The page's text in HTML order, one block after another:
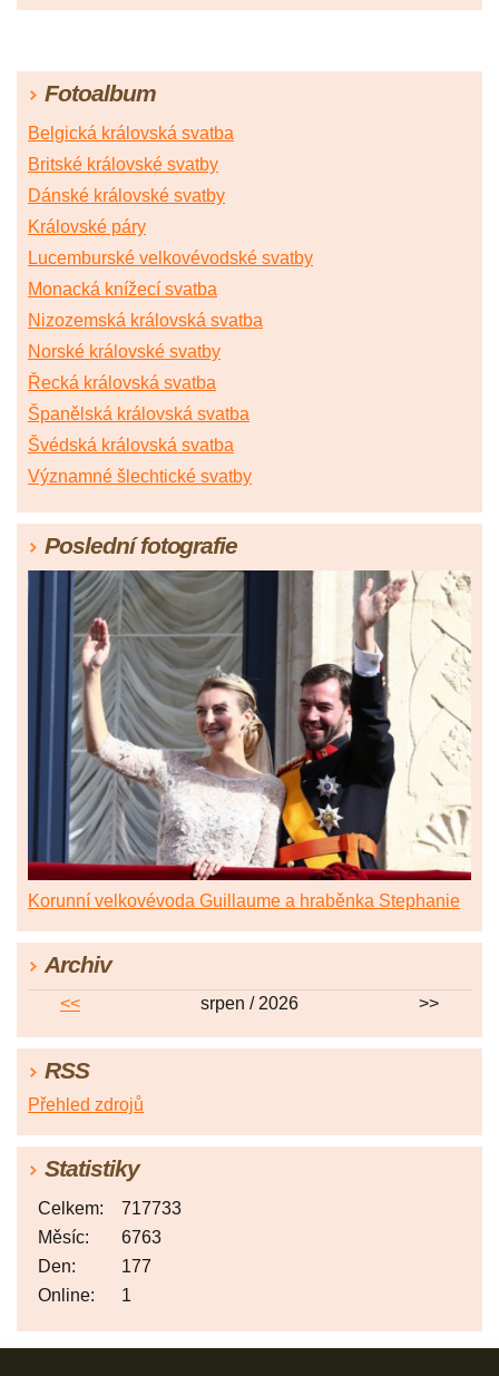
Fotoalbum
Belgická královská svatba
Britské královské svatby
Dánské královské svatby
Královské páry
Lucemburské velkovévodské svatby
Monacká knížecí svatba
Nizozemská královská svatba
Norské královské svatby
Řecká královská svatba
Španělská královská svatba
Švédská královská svatba
Významné šlechtické svatby
Poslední fotografie
Korunní velkovévoda Guillaume a hraběnka Stephanie
Archiv
<< srpen / 2026 >>
RSS
Přehled zdrojů
Statistiky
Online: 1
Celkem:
717733
Měsíc:
6763
Den:
177